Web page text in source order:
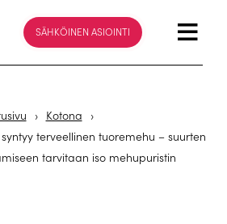
SÄHKÖINEN ASIOINTI
› Kotona
›
terveellinen tuoremehu – suurten
tarvitaan iso mehupuristin